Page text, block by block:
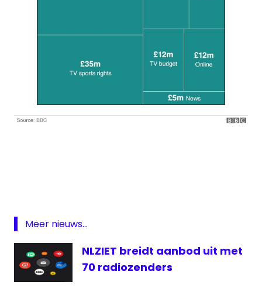
red
sportrechten
televisie
Meer nieuws...
NLZIET breidt aanbod uit met
70 radiozenders